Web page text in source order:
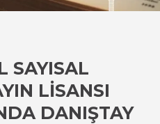
SAYISAL
LISANSI
DANIŞTAY